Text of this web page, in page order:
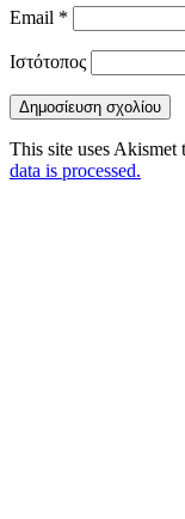
Email *
Ιστότοπος
This site uses Akismet
data is processed.